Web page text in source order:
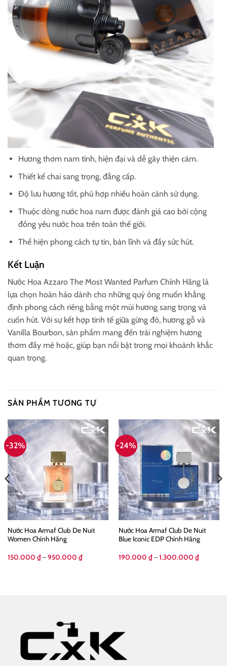
Hương thơm nam tính, hiện đại và dễ gây thiện cảm.
Thiết kế chai sang trọng, đẳng cấp.
Độ lưu hương tốt, phù hợp nhiều hoàn cảnh sử dụng.
Thuộc dòng nước hoa nam được đánh giá cao bởi cộng
đồng yêu nước hoa trên toàn thế giới.
Thể hiện phong cách tự tin, bản lĩnh và đầy sức hút.
Kết Luận
Nước Hoa Azzaro The Most Wanted Parfum Chính Hãng là
lựa chọn hoàn hảo dành cho những quý ông muốn khẳng
định phong cách riêng bằng một mùi hương sang trọng và
cuốn hút. Với sự kết hợp tinh tế giữa gừng đỏ, hương gỗ và
Vanilla Bourbon, sản phẩm mang đến trải nghiệm hương
thơm đầy mê hoặc, giúp bạn nổi bật trong mọi khoảnh khắc
quan trọng.
SẢN PHẨM TƯƠNG TỰ
-32%
Nước Hoa Armaf Club De Nuit
Women Chính Hãng
150.000 ₫ – 950.000 ₫Khoảng
giá:
-24%
Nước Hoa Armaf Club De Nuit
Blue Iconic EDP Chính Hãng
190.000 ₫ – 1.300.000 ₫Khoảng
giá: